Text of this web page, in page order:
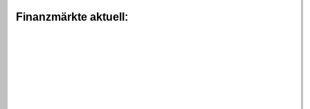
Finanzmärkte aktuell :